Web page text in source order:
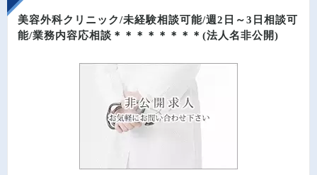
美容外科クリニック/未経験相談可能/週2日～3日相談可
能/業務内容応相談＊＊＊＊＊＊＊＊(法人名非公開)